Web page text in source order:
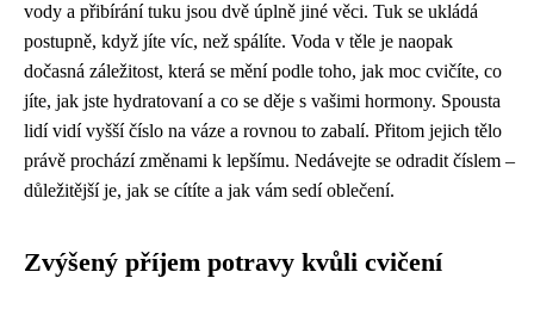
vody a přibírání tuku jsou dvě úplně jiné věci. Tuk se ukládá
postupně, když jíte víc, než spálíte. Voda v těle je naopak
dočasná záležitost, která se mění podle toho, jak moc cvičíte, co
jíte, jak jste hydratovaní a co se děje s vašimi hormony. Spousta
lidí vidí vyšší číslo na váze a rovnou to zabalí. Přitom jejich tělo
právě prochází změnami k lepšímu. Nedávejte se odradit číslem –
důležitější je, jak se cítíte a jak vám sedí oblečení.
Zvýšený příjem potravy kvůli cvičení